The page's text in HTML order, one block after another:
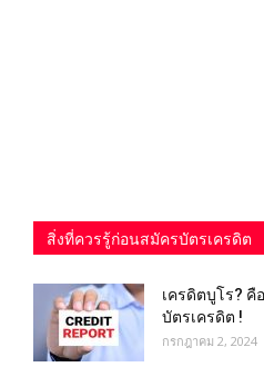
สิ่งที่ควรรู้ก่อนสมัครบัตรเครดิต
เครดิตบูโร? คื
บัตรเครดิต !
กรกฎาคม 2, 2024